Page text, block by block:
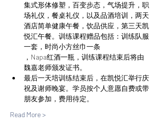
集式形体修塑，百变步态，气场提升，职
场礼仪，餐桌礼仪，以及品酒培训，两天
酒店简单健康午餐，饮品供应，第三天凯
悦汇午餐。训练课程赠品包括：训练队服
一套，时尚小方丝巾一条
，Napa红酒一瓶，训练课程结束后将由
魏嘉老师颁发证书。
最后一天培训练结束后，在凯悦汇举行庆
祝及谢师晚宴。学员按个人意愿自费或带
朋友参加，费用待定。
Read More >